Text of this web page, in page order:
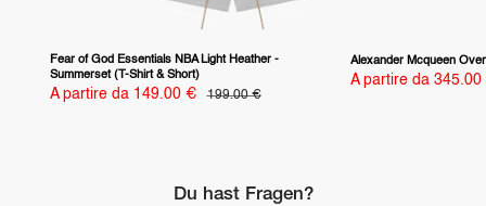
Fear of God Essentials NBA Light Heather -
Summerset (T-Shirt & Short)
Prezzo
A partire da 149.00 € Prezzo
199.00 €
Alexander Mcqueen
Prezzo
A partire da 345.00
Du hast Fragen?